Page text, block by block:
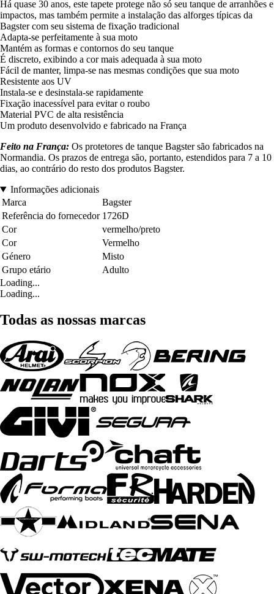
Há quase 30 anos, este tapete protege não só seu tanque de arranhões e
impactos, mas também permite a instalação das alforges típicas da
Bagster com seu sistema de fixação tradicional
Adapta-se perfeitamente à sua moto
Mantém as formas e contornos do seu tanque
É discreto, exibindo a cor mais adequada à sua moto
Fácil de manter, limpa-se nas mesmas condições que sua moto
Resistente aos UV
Instala-se e desinstala-se rapidamente
Fixação inacessível para evitar o roubo
Material PVC de alta resistência
Um produto desenvolvido e fabricado na França
Feito na França: Os protetores de tanque Bagster são fabricados na
Normandia. Os prazos de entrega são, portanto, estendidos para 7 a 10
dias, ao contrário do resto dos produtos Bagster.
Informações adicionais
Marca
Bagster
Referência do fornecedor 1726D
Cor
vermelho/preto
Cor
Vermelho
Género
Misto
Grupo etário
Adulto
Loading...
Loading...
Todas as nossas marcas